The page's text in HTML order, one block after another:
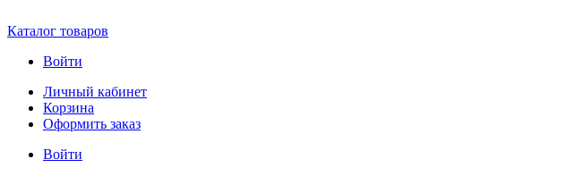
Каталог товаров
Войти
Личный кабинет
Корзина
Оформить заказ
Войти